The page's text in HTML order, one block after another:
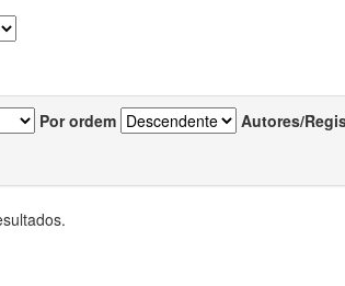
Por ordem Autores/